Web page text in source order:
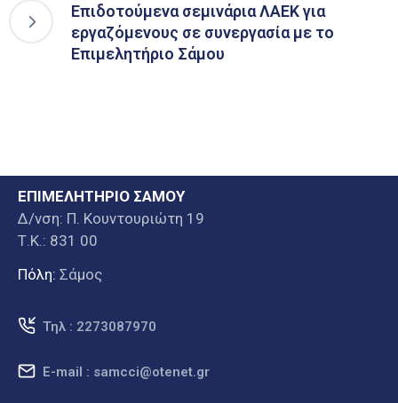
Επιδοτούμενα σεμινάρια ΛΑΕΚ για
εργαζόμενους σε συνεργασία με το
Επιμελητήριο Σάμου
ΕΠΙΜΕΛΗΤΗΡΙΟ ΣΑΜΟΥ
Δ/νση: Π. Κουντουριώτη 19
Τ.Κ.: 831 00
Πόλη: Σάμος
Τηλ : 2273087970
E-mail : samcci@otenet.gr